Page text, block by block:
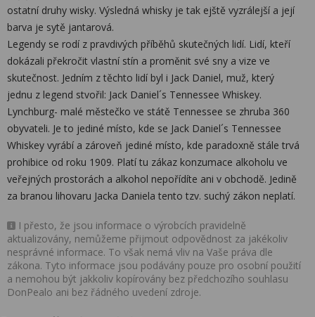
ostatní druhy wisky. Výsledná whisky je tak ejště vyzrálejší a její
barva je sytě jantarová.
Legendy se rodí z pravdivých příběhů skutečných lidí. Lidí, kteří
dokázali překročit vlastní stín a proměnit své sny a vize ve
skutečnost. Jedním z těchto lidí byl i Jack Daniel, muž, který
jednu z legend stvořil: Jack Daniel´s Tennessee Whiskey.
Lynchburg- malé městečko ve státě Tennessee se zhruba 360
obyvateli. Je to jediné místo, kde se Jack Daniel´s Tennessee
Whiskey vyrábí a zároveň jediné místo, kde paradoxně stále trvá
prohibice od roku 1909. Platí tu zákaz konzumace alkoholu ve
veřejných prostorách a alkohol nepořídíte ani v obchodě. Jedině
za branou lihovaru Jacka Daniela tento tzv. suchý zákon neplatí.
I přesto, že jsou informace o výrobcích pravidelně
aktualizovány, nemůžeme přijmout odpovědnost za jakékoliv
nesprávné informace. To však nemá vliv na Vaše práva dle
zákona. Tyto informace jsou podávány pouze pro osobní použití
a nemohou být jakkoliv kopírovány bez předchozího souhlasu
DonPealo ani bez řádného uvedení zdroje.